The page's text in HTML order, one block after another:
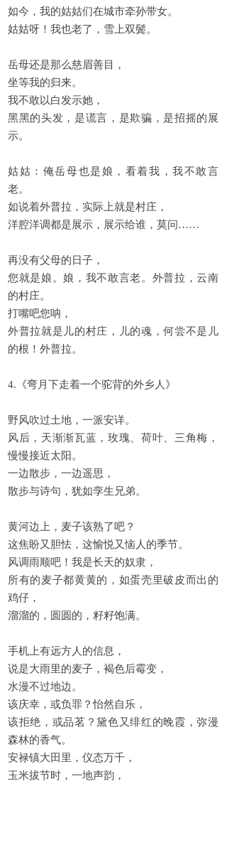
如今，我的姑姑们在城市牵孙带女。
姑姑呀！我也老了，雪上双鬓。
岳母还是那么慈眉善目，
坐等我的归来。
我不敢以白发示她，
黑黑的头发，是谎言，是欺骗，是招摇的展
示。
姑姑：俺岳母也是娘，看着我，我不敢言
老。
如说着外普拉，实际上就是村庄，
洋腔洋调都是展示，展示给谁，莫问……
再没有父母的日子，
您就是娘。娘，我不敢言老。外普拉，云南
的村庄。
打嘴吧您呐，
外普拉就是儿的村庄，儿的魂，何尝不是儿
的根！外普拉。
4.《弯月下走着一个驼背的外乡人》
野风吹过土地，一派安详。
风后，天渐渐瓦蓝，玫瑰、荷叶、三角梅，
慢慢接近太阳。
一边散步，一边遥思，
散步与诗句，犹如孪生兄弟。
黄河边上，麦子该熟了吧？
这焦盼又胆怯，这愉悦又恼人的季节。
风调雨顺吧！我是长天的奴隶，
所有的麦子都黄黄的，如蛋壳里破皮而出的
鸡仔，
溜溜的，圆圆的，籽籽饱满。
手机上有远方人的信息，
说是大雨里的麦子，褐色后霉变，
水漫不过地边。
该庆幸，或负罪？怡然自乐，
该拒绝，或品茗？黛色又绯红的晚霞，弥漫
森林的香气。
安禄镇大田里，仪态万千，
玉米拔节时，一地声韵，